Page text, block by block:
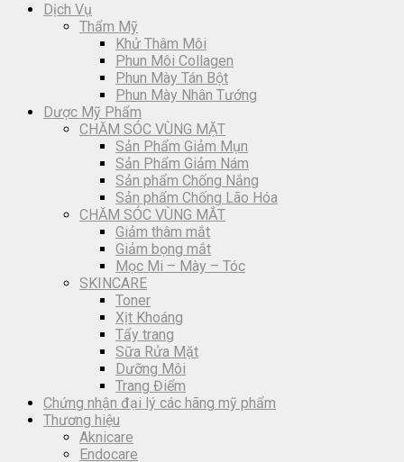
Dịch Vụ
Thẩm Mỹ
Khử Thâm Môi
Phun Môi Collagen
Phun Mày Tán Bột
Phun Mày Nhân Tướng
Dược Mỹ Phẩm
CHĂM SÓC VÙNG MẶT
Sản Phẩm Giảm Mụn
Sản Phẩm Giảm Nám
Sản phẩm Chống Nắng
Sản phẩm Chống Lão Hóa
CHĂM SÓC VÙNG MẮT
Giảm thâm mắt
Giảm bọng mắt
Mọc Mi – Mày – Tóc
SKINCARE
Toner
Xịt Khoáng
Tẩy trang
Sữa Rửa Mặt
Dưỡng Môi
Trang Điểm
Chứng nhận đại lý các hãng mỹ phẩm
Thương hiệu
Aknicare
Endocare